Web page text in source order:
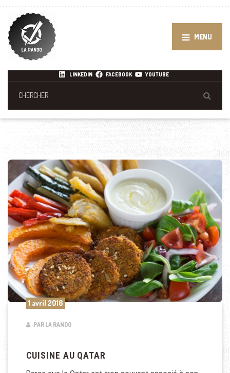
MENU
LINKEDIN FACEBOOK YOUTUBE
1 avril 2016
PAR LA RANDO
CUISINE AU QATAR